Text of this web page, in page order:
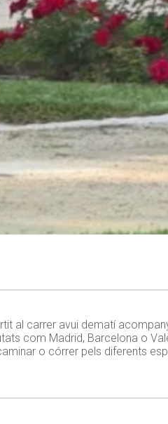
al carrer avui dematí
com Madrid, Barcelona o
o córrer pels diferents